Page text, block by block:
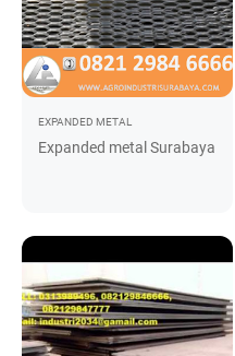
EXPANDED METAL
Expanded metal Surabaya